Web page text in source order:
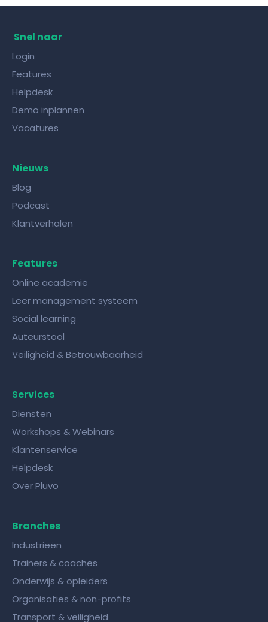
Snel naar
Login
Features
Helpdesk
Demo inplannen
Vacatures
Nieuws
Blog
Podcast
Klantverhalen
Features
Online academie
Leer management systeem
Social learning
Auteurstool
Veiligheid & Betrouwbaarheid
Services
Diensten
Workshops & Webinars
Klantenservice
Helpdesk
Over Pluvo
Branches
Industrieën
Trainers & coaches
Onderwijs & opleiders
Organisaties & non-profits
Transport & veiligheid